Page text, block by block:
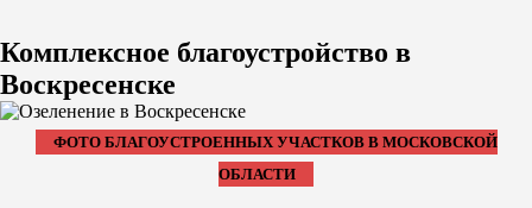
Комплексное благоустройство в
Воскресенске
ФОТО БЛАГОУСТРОЕННЫХ УЧАСТКОВ В МОСКОВСКОЙ
ОБЛАСТИ